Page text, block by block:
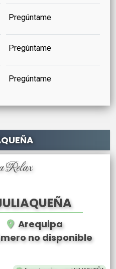
Pregúntame
Pregúntame
Pregúntame
Relax
Arequipa
no disponible